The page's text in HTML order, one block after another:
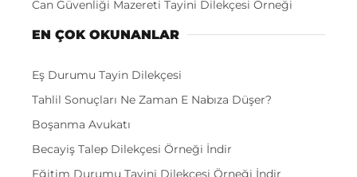
Can Güvenliği Mazereti Tayini Dilekçesi Örneği
EN ÇOK OKUNANLAR
Eş Durumu Tayin Dilekçesi
Tahlil Sonuçları Ne Zaman E Nabıza Düşer?
Boşanma Avukatı
Becayiş Talep Dilekçesi Örneği İndir
Eğitim Durumu Tayini Dilekçesi Örneği İndir